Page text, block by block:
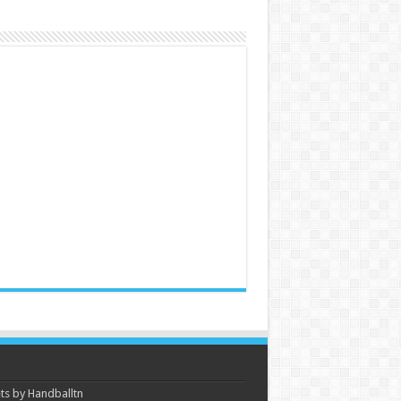
by Handballtn